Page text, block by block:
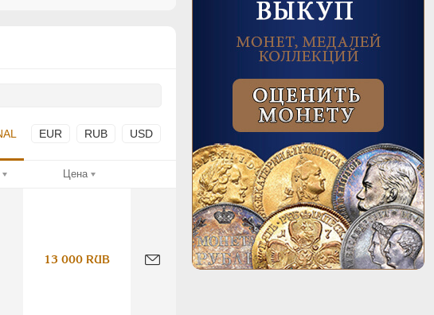
EUR RUB USD
Цена
13 000 RUB